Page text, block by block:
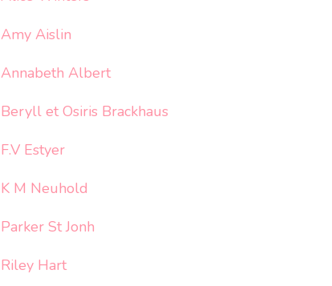
Amy Aislin
Annabeth Albert
Beryll et Osiris Brackhaus
F.V Estyer
K M Neuhold
Parker St Jonh
Riley Hart